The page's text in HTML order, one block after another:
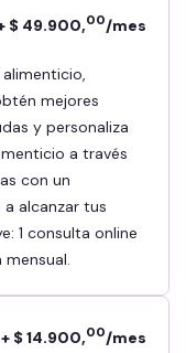
$ 49.900,00/mes
mejores
y personaliza
a través
con un
alcanzar tus
1 consulta online
+ $ 14.900,00/mes